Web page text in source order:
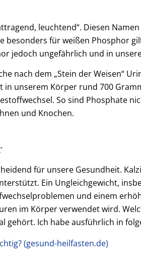
leuchtend“. Diesen
besonders für weißen Phosphor
jedoch ungefährlich und in
nach dem „Stein der Weisen“
unserem Körper rund 700
So sind Phosphate
und Knochen.
für unsere Gesundheit.
Ein Ungleichgewicht,
und einem
im Körper verwendet wird.
gehört. Ich habe ausführlich in
(gesund-heilfasten.de)